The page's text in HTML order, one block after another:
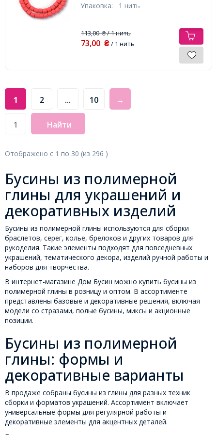
Упаковка: 1 нить
113,00₴/ 1 нить
73,00 ₴/ 1 нить
1 2 ... 10 →
Найти
Отображено с 1 по 30 (из 296 )
Бусины из полимерной
глины для украшений и
декоративных изделий
Бусины из полимерной глины используются для сборки
браслетов, серег, колье, брелоков и других товаров для
рукоделия. Такие элементы подходят для повседневных
украшений, тематического декора, изделий ручной работы и
наборов для творчества.
В интернет-магазине Дом Бусин можно купить бусины из
полимерной глины в розницу и оптом. В ассортименте
представлены базовые и декоративные решения, включая
модели со стразами, полые бусины, миксы и акционные
позиции.
Бусины из полимерной
глины: формы и
декоративные варианты
В продаже собраны бусины из глины для разных техник
сборки и форматов украшений. Ассортимент включает
универсальные формы для регулярной работы и
декоративные элементы для акцентных деталей.